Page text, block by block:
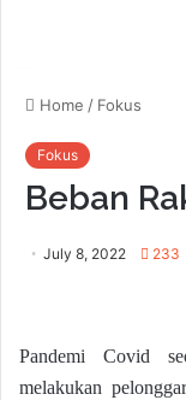
Home / Fokus
Fokus
Beban
July 8, 2022 233
Pandemi Covid
melakukan